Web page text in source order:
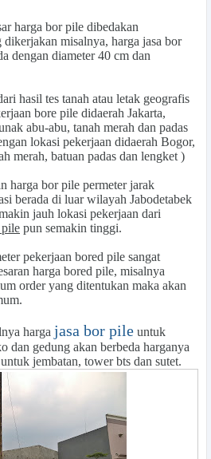
harga bor pile dibedakan
dikerjakan misalnya, harga jasa bor
dengan diameter 40 cm dan
hasil tes tanah atau letak geografis
bore pile didaerah Jakarta,
abu-abu, tanah merah dan padas
lokasi pekerjaan didaerah Bogor,
merah, batuan padas dan lengket )
harga bor pile permeter jarak
berada di luar wilayah Jabodetabek
jauh lokasi pekerjaan dari
pun semakin tinggi.
pekerjaan bored pile sangat
harga bored pile, misalnya
order yang ditentukan maka akan
harga jasa bor pile untuk
dan gedung akan berbeda harganya
jembatan, tower bts dan sutet.